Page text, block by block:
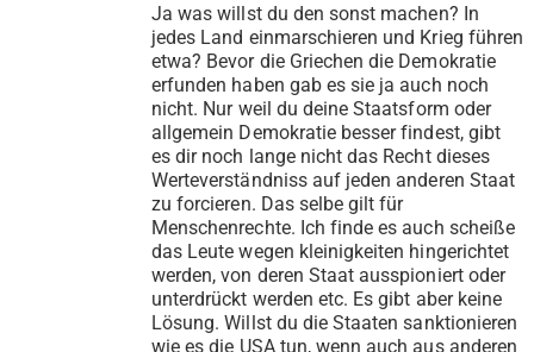
Ja was willst du den sonst machen? In
jedes Land einmarschieren und Krieg führen
etwa? Bevor die Griechen die Demokratie
erfunden haben gab es sie ja auch noch
nicht. Nur weil du deine Staatsform oder
allgemein Demokratie besser findest, gibt
es dir noch lange nicht das Recht dieses
Werteverständniss auf jeden anderen Staat
zu forcieren. Das selbe gilt für
Menschenrechte. Ich finde es auch scheiße
das Leute wegen kleinigkeiten hingerichtet
werden, von deren Staat ausspioniert oder
unterdrückt werden etc. Es gibt aber keine
Lösung. Willst du die Staaten sanktionieren
wie es die USA tun, wenn auch aus anderen